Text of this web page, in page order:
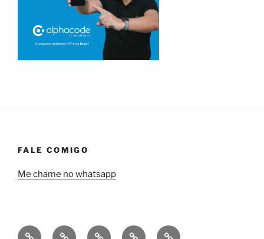
FALE COMIGO
Me chame no whatsapp
Quem Minha ContrateSoluçõesTecnologia